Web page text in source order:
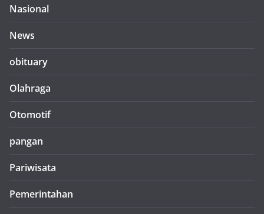
Nasional
News
obituary
Olahraga
Otomotif
pangan
Pariwisata
Pemerintahan